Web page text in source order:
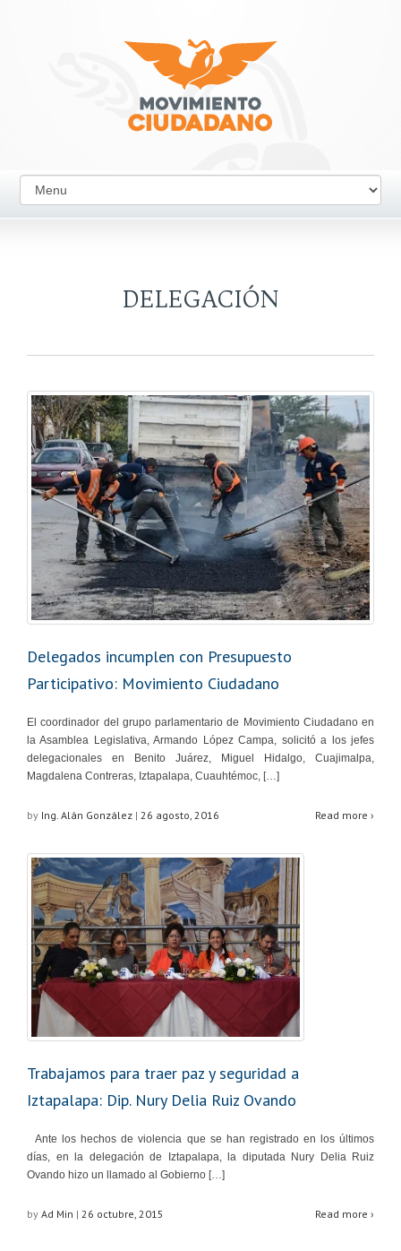
DELEGACIÓN
Delegados incumplen con Presupuesto
Participativo: Movimiento Ciudadano
El coordinador del grupo parlamentario de Movimiento Ciudadano en
la Asamblea Legislativa, Armando López Campa, solicitó a los jefes
delegacionales en Benito Juárez, Miguel Hidalgo, Cuajimalpa,
Magdalena Contreras, Iztapalapa, Cuauhtémoc, […]
by Ing. Alán González | 26 agosto, 2016 Read more ›
Trabajamos para traer paz y seguridad a
Iztapalapa: Dip. Nury Delia Ruiz Ovando
Ante los hechos de violencia que se han registrado en los últimos
días, en la delegación de Iztapalapa, la diputada Nury Delia Ruiz
Ovando hizo un llamado al Gobierno […]
by Ad Min | 26 octubre, 2015 Read more ›